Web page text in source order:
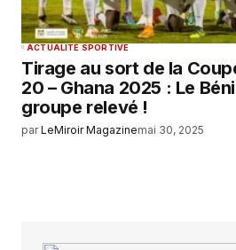
ACTUALITÉ SPORTIVE
Tirage au sort de la
20 – Ghana 2025 : Le
groupe relevé !
par LeMiroir Magazinemai 30, 2025